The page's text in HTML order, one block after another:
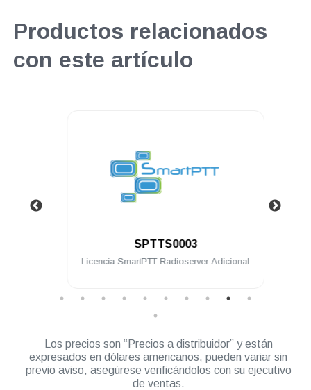
Productos relacionados
con este artículo
SPTTS0003
Licencia SmartPTT Radioserver Adicional
Los precios son “Precios a distribuidor” y están
expresados en dólares americanos, pueden variar sin
previo aviso, asegúrese verificándolos con su ejecutivo
de ventas.